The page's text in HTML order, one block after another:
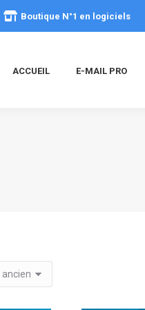
Boutique N°1 en logiciels
ACCUEIL E-MAIL PRO